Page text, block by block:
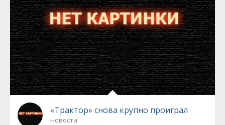
«Трактор» снова крупно проиграл
Новости